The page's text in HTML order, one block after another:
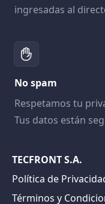
ingresadas al
No spam
Respetamos tu
Tus datos están
TECFRONT S.A.
Política de
Términos y